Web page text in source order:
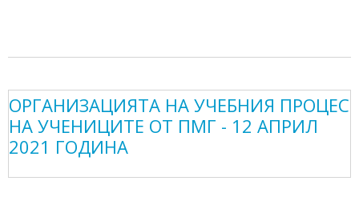
ОРГАНИЗАЦИЯТА НА УЧЕБНИЯ ПРОЦЕС
НА УЧЕНИЦИТЕ ОТ ПМГ - 12 АПРИЛ
2021 ГОДИНА